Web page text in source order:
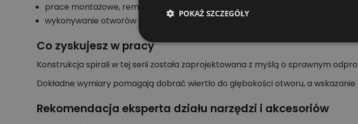
prace montażowe, remontowe i instalacyjne.
wykonywanie otworów pod kołki, mocowania oraz elementy instalacji.
Co zyskujesz w pracy
Konstrukcja spirali w tej serii została zaprojektowana z myślą o sprawnym
Dokładne wymiary pomagają dobrać wiertło do głębokości otworu, a
Rekomendacja eksperta działu narzędzi i akcesoriów
POKAŻ SZCZEGÓŁY